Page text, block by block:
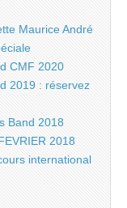
Maurice André
CMF 2020
2019 : réservez
Band 2018
2018
international